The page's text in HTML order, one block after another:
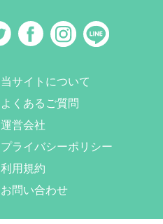
当サイトについて
よくあるご質問
運営会社
プライバシーポリシー
利用規約
お問い合わせ